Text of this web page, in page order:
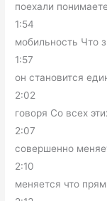
поехали
1:54
мобильность Что
1:57
он становится
2:02
говоря Со всех
2:07
совершенно
2:10
меняется что